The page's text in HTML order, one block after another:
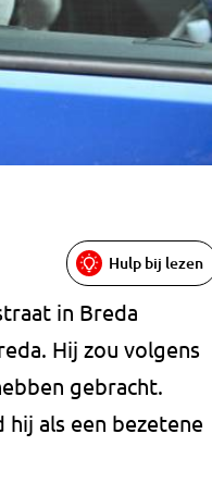
Hulp bij lezen
in Breda
Hij zou volgens
gebracht.
als een bezetene